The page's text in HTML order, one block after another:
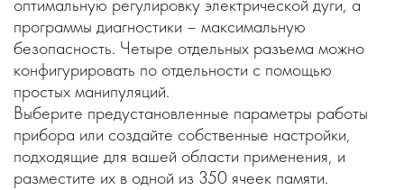
программы диагностики – максимальную
безопасность. Четыре отдельных разъема можно
конфигурировать по отдельности с помощью
простых манипуляций.
Выберите предустановленные параметры работы
прибора или создайте собственные настройки,
подходящие для вашей области применения, и
разместите их в одной из 350 ячеек памяти.